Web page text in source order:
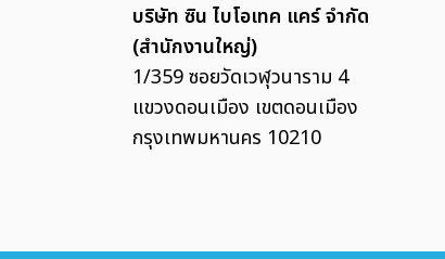
บริษัท ซิน ไบโอเทค แคร์ จำกัด
(สำนักงานใหญ่)
1/359 ซอยวัดเวฬุวนาราม 4
แขวงดอนเมือง เขตดอนเมือง
กรุงเทพมหานคร 10210